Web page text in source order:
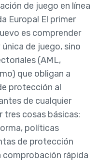
de juego en línea
Europa! El primer
es comprender
de juego, sino
(AML,
que obligan a
protección al
de cualquier
cosas básicas:
políticas
de protección
comprobación rápida